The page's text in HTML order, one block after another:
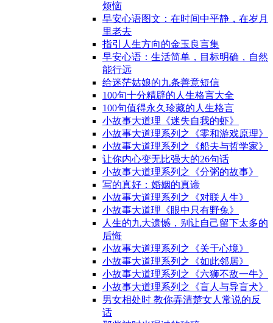
烦恼
早安心语图文：在时间中平静，在岁月
里老去
指引人生方向的金玉良言集
早安心语：生活简单，目标明确，自然
能行远
给迷茫姑娘的九条善意短信
100句十分精辟的人生格言大全
100句值得永久珍藏的人生格言
小故事大道理《迷失自我的虾》
小故事大道理系列之《零和游戏原理》
小故事大道理系列之《船夫与哲学家》
让你内心变无比强大的26句话
小故事大道理系列之《分粥的故事》
写的真好：婚姻的真谛
小故事大道理系列之《对联人生》
小故事大道理《眼中只有野兔》
人生的九大遗憾，别让自己留下太多的
后悔
小故事大道理系列之《关于心境》
小故事大道理系列之《如此邻居》
小故事大道理系列之《六狮不敌一牛》
小故事大道理系列之《盲人与导盲犬》
男女相处时 教你弄清楚女人常说的反
话